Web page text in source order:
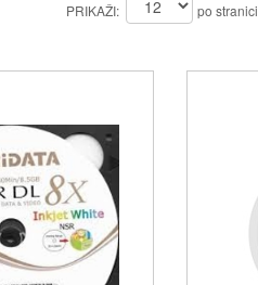
PRIKAŽI: po stranici